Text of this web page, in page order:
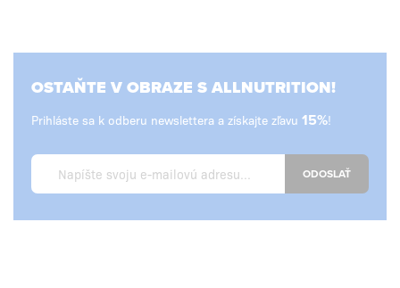
OSTAŇTE V OBRAZE S ALLNUTRITION!
Prihláste sa k odberu newslettera a získajte zľavu 15%!
ODOSLAŤ